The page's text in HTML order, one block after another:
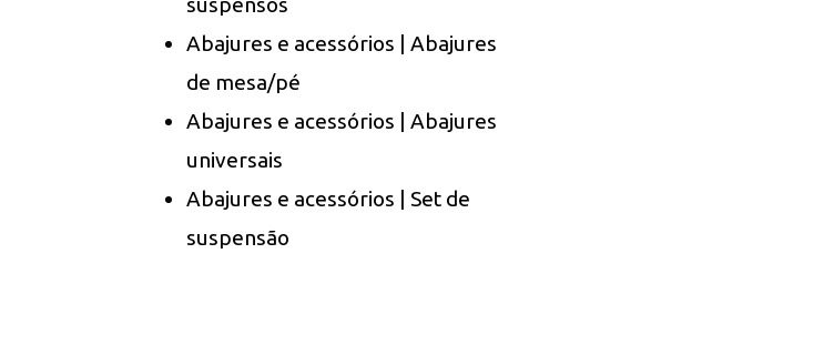
suspensos
Abajures e acessórios | Abajures
de mesa/pé
Abajures e acessórios | Abajures
universais
Abajures e acessórios | Set de
suspensão